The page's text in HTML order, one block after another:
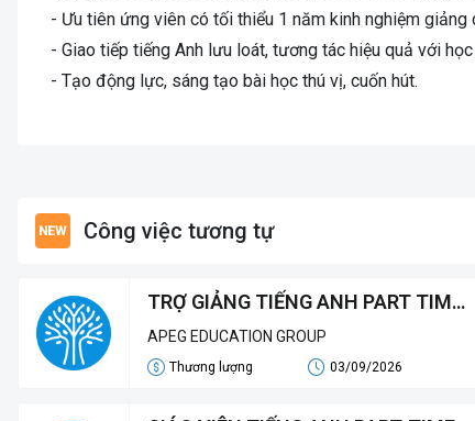
- Ưu tiên ứng viên có tối thiểu 1 năm kinh nghiệm
- Giao tiếp tiếng Anh lưu loát, tương tác hiệu quả với
- Tạo động lực, sáng tạo bài học thú vị, cuốn hút.
Công việc tương tự
TRỢ GIẢNG TIẾNG ANH PART TIME
& FULL TIME
APEG EDUCATION GROUP
Thương lượng 03/09/2026